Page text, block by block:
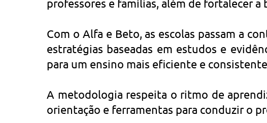
professores e famílias, além de fortalecer a
Com o Alfa e Beto, as escolas passam a
estratégias baseadas em estudos e
para um ensino mais eficiente e
A metodologia respeita o ritmo de
orientação e ferramentas para conduzir o